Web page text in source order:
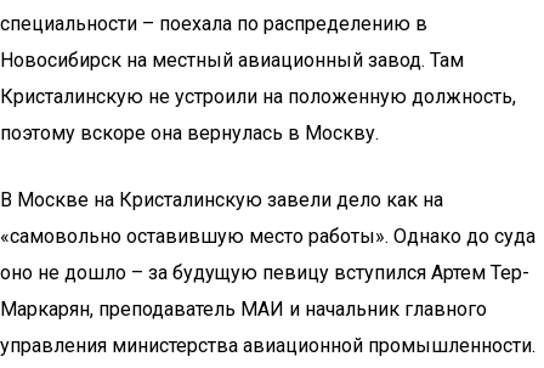
специальности – поехала по распределению в
Новосибирск на местный авиационный завод. Там
Кристалинскую не устроили на положенную должность,
поэтому вскоре она вернулась в Москву.
В Москве на Кристалинскую завели дело как на
«самовольно оставившую место работы». Однако до суда
оно не дошло – за будущую певицу вступился Артем Тер-
Маркарян, преподаватель МАИ и начальник главного
управления министерства авиационной промышленности.